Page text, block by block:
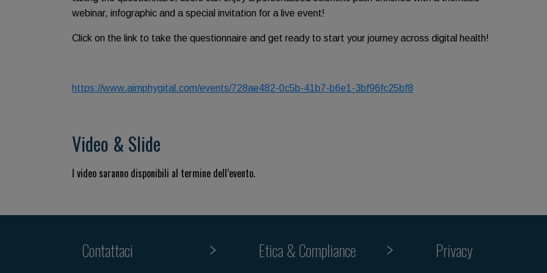
webinar, infographic and a special invitation for a live event!
Click on the link to take the questionnaire and get ready to start your journey across digital health!
https://www.aimphygital.com/events/728ae482-0c5b-41b7-b6e1-3bf96fc25bf8
Video & Slide
I video saranno disponibili al termine dell’evento.
Contattaci
Etica & Compliance
Privacy